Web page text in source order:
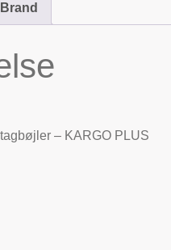
Brand
– KARGO PLUS